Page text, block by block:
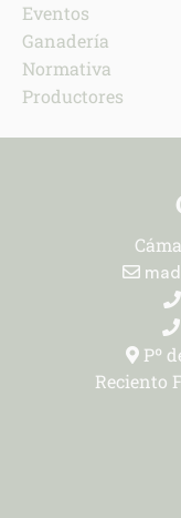
Eventos
Ganadería
Normativa
Productores
Pº
Reciento